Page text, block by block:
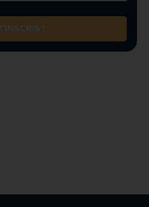
!